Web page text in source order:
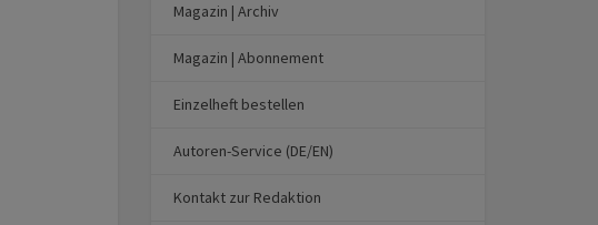
Magazin | Archiv
Magazin | Abonnement
Einzelheft bestellen
Autoren-Service (DE/EN)
Kontakt zur Redaktion